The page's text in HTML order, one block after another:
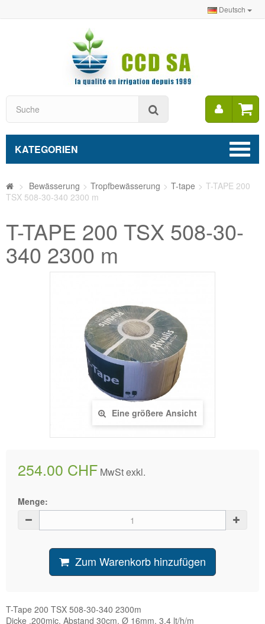
Deutsch
Mein
Konto
KATEGORIEN
> Bewässerung > Tropfbewässerung > T-tape > T-TAPE 200
TSX 508-30-340 2300 m
T-TAPE 200 TSX 508-30-
340 2300 m
Eine größere Ansicht
254.00 CHF MwSt exkl.
Menge:
Zum Warenkorb hinzufügen
T-Tape 200 TSX 508-30-340 2300m
Dicke .200mic, Abstand 30cm, Ø 16mm, 3,4 lt/h/m